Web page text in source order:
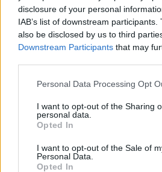
disclosure of your personal
IAB’s list of downstream
also be disclosed by us to third
Downstream Participants that may
Personal Data Processing Opt
I want to opt-out of the Sharing
personal data.
Opted In
I want to opt-out of the Sale of
Personal Data.
Opted In
Elektromos
autó
Tesla: visszatért
Supercharger-